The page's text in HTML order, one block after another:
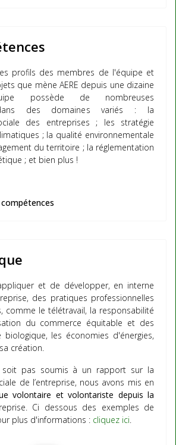
profils des membres de l'équipe et
que mène AERE depuis une dizaine
possède de nombreuses
des domaines variés : la
des entreprises ; les stratégie
; la qualité environnementale
du territoire ; la réglementation
; et bien plus !
et de développer, en interne
des pratiques professionnelles
comme le télétravail, la responsabilité
du commerce équitable et des
les économies d'énergies,
création.
soit pas soumis à un rapport sur la
de l’entreprise, nous avons mis en
volontaire et volontariste depuis la
Ci dessous des exemples de
plus d'informations : cliquez ici.